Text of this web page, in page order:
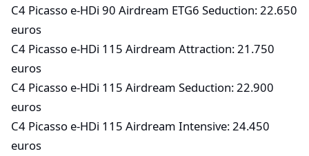
C4 Picasso e-HDi 90 Airdream ETG6 Seduction: 22.650
euros
C4 Picasso e-HDi 115 Airdream Attraction: 21.750
euros
C4 Picasso e-HDi 115 Airdream Seduction: 22.900
euros
C4 Picasso e-HDi 115 Airdream Intensive: 24.450
euros